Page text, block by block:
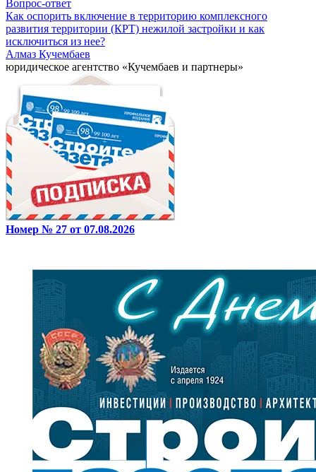
Вопрос-ответ
Как оспорить включение в территорию комплексного
развития территории (КРТ) нежилой застройки и как
исключиться из нее?
Алмаз Кучембаев
юридическое агентство «Кучембаев и партнеры»
Номер № 27 от 07.08.2026